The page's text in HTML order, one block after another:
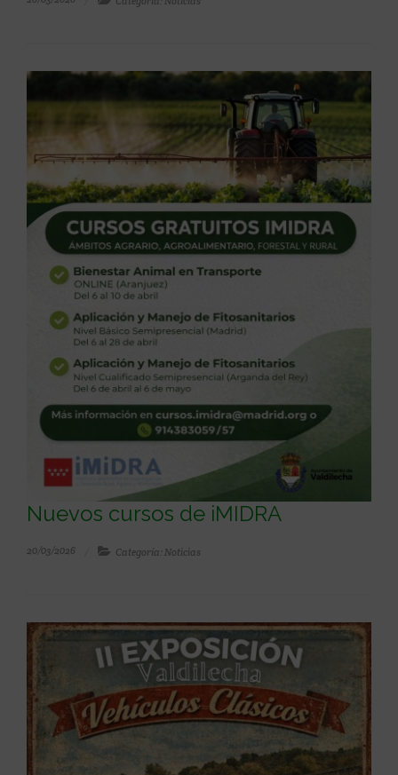
Nuevos cursos de iMIDRA
20/03/2026 Categoría: Noticias